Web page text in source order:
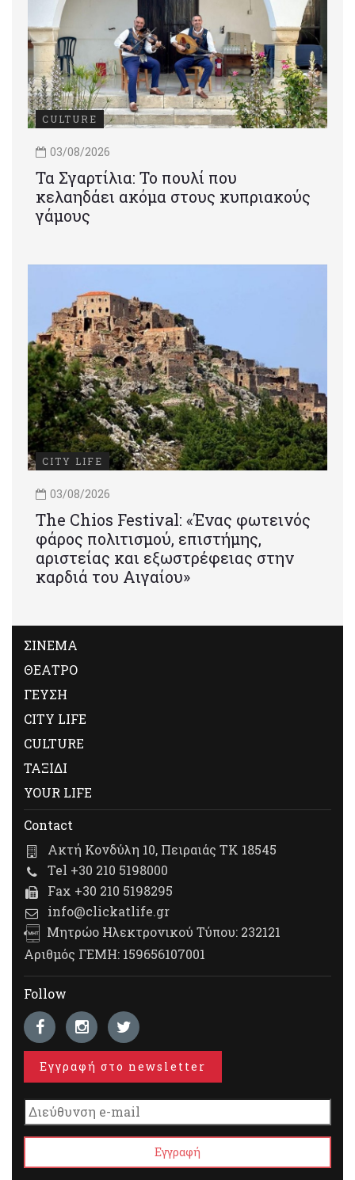
CULTURE
03/08/2026
Τα Σγαρτίλια: Το πουλί που
κελαηδάει ακόμα στους κυπριακούς
γάμους
CITY LIFE
03/08/2026
Τhe Chios Festival: «Ένας φωτεινός
φάρος πολιτισμού, επιστήμης,
αριστείας και εξωστρέφειας στην
καρδιά του Αιγαίου»
ΣΙΝΕΜΑ
ΘΕΑΤΡΟ
ΓΕΥΣΗ
CITY LIFE
CULTURE
ΤΑΞΙΔΙ
YOUR LIFE
Contact
Ακτή Κονδύλη 10, Πειραιάς ΤΚ 18545
Tel +30 210 5198000
Fax +30 210 5198295
info@clickatlife.gr
Μητρώο Ηλεκτρονικού Τύπου: 232121
Αριθμός ΓΕΜΗ: 159656107001
Follow
Εγγραφή στο newsletter